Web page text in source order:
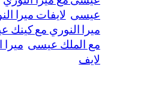
عيسى لايفات ميرا
ميرا النوري مع كينك
مع الملك عيسى
لايف